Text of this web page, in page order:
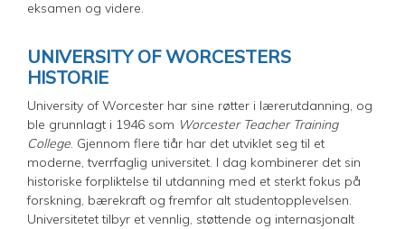
eksamen og videre.
UNIVERSITY OF WORCESTERS
HISTORIE
University of Worcester har sine røtter i lærerutdanning, og
ble grunnlagt i 1946 som Worcester Teacher Training
College. Gjennom flere tiår har det utviklet seg til et
moderne, tverrfaglig universitet. I dag kombinerer det sin
historiske forpliktelse til utdanning med et sterkt fokus på
forskning, bærekraft og fremfor alt studentopplevelsen.
Universitetet tilbyr et vennlig, støttende og internasjonalt